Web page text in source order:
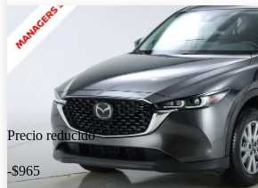
Precio reducido
-$965